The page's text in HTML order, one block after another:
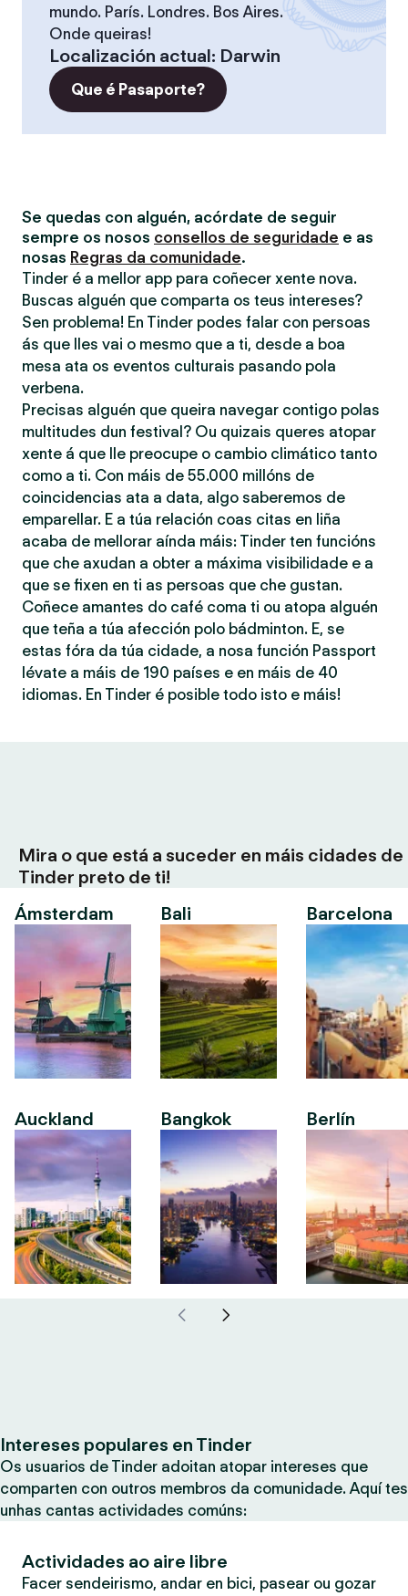
mundo. París. Londres. Bos Aires.
Onde queiras!
Localización actual: Darwin
Que é Pasaporte?
Se quedas con alguén, acórdate de seguir
sempre os nosos consellos de seguridade e as
nosas Regras da comunidade.
Tinder é a mellor app para coñecer xente nova.
Buscas alguén que comparta os teus intereses?
Sen problema! En Tinder podes falar con persoas
ás que lles vai o mesmo que a ti, desde a boa
mesa ata os eventos culturais pasando pola
verbena.
Precisas alguén que queira navegar contigo polas
multitudes dun festival? Ou quizais queres atopar
xente á que lle preocupe o cambio climático tanto
como a ti. Con máis de 55.000 millóns de
coincidencias ata a data, algo saberemos de
emparellar. E a túa relación coas citas en liña
acaba de mellorar aínda máis: Tinder ten funcións
que che axudan a obter a máxima visibilidade e a
que se fixen en ti as persoas que che gustan.
Coñece amantes do café coma ti ou atopa alguén
que teña a túa afección polo bádminton. E, se
estas fóra da túa cidade, a nosa función Passport
lévate a máis de 190 países e en máis de 40
idiomas. En Tinder é posible todo isto e máis!
Mira o que está a suceder en máis cidades de
Tinder preto de ti!
Ámsterdam
Auckland
Bali
Bangkok
Barcelona
Berlín
Intereses populares en Tinder
Os usuarios de Tinder adoitan atopar intereses que
comparten con outros membros da comunidade. Aquí tes
unhas cantas actividades comúns:
Actividades ao aire libre
Facer sendeirismo, andar en bici, pasear ou gozar